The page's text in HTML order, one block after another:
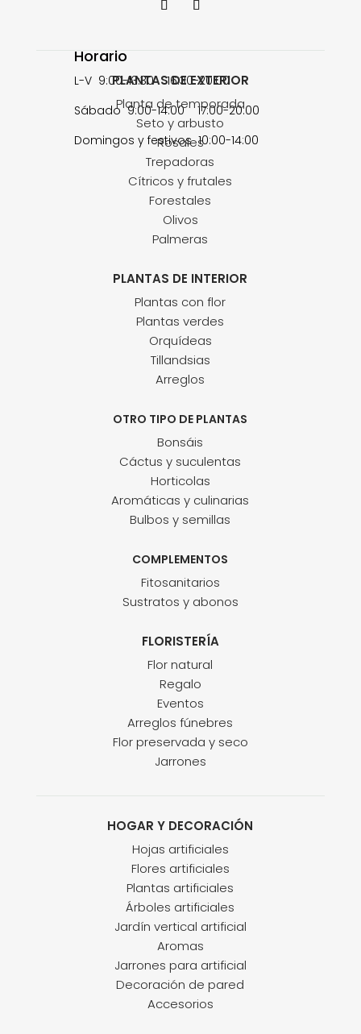
Horario
L-V 9:00-13:30 16:30-20:00
Sábado 9:00-14:00 17:00-20:00
Domingos y festivos 10:00-14:00
PLANTAS DE EXTERIOR
Planta de temporada
Seto y arbusto
Rosales
Trepadoras
Cítricos y frutales
Forestales
Olivos
Palmeras
PLANTAS DE INTERIOR
Plantas con flor
Plantas verdes
Orquídeas
Tillandsias
Arreglos
OTRO TIPO DE PLANTAS
Bonsáis
Cáctus y suculentas
Horticolas
Aromáticas y culinarias
Bulbos y semillas
COMPLEMENTOS
Fitosanitarios
Sustratos y abonos
FLORISTERÍA
Flor natural
Regalo
Eventos
Arreglos fúnebres
Flor preservada y seco
Jarrones
HOGAR Y DECORACIÓN
Hojas artificiales
Flores artificiales
Plantas artificiales
Árboles artificiales
Jardín vertical artificial
Aromas
Jarrones para artificial
Decoración de pared
Accesorios